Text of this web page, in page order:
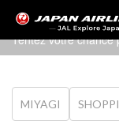
Tentez votre chance
MIYAGI